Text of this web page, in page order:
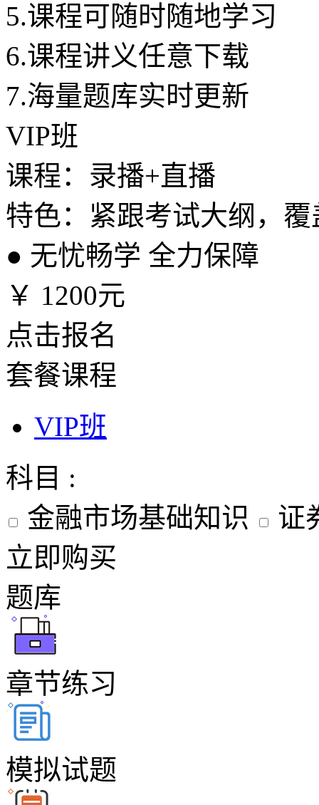
5.课程可随时随地学习
6.课程讲义任意下载
7.海量题库实时更新
VIP班
课程：录播+直播
特色：紧跟考试大纲，
● 无忧畅学 全力保障
￥ 1200元
点击报名
套餐课程
VIP班
科目 :
金融市场基础知识
证
立即购买
题库
章节练习
模拟试题